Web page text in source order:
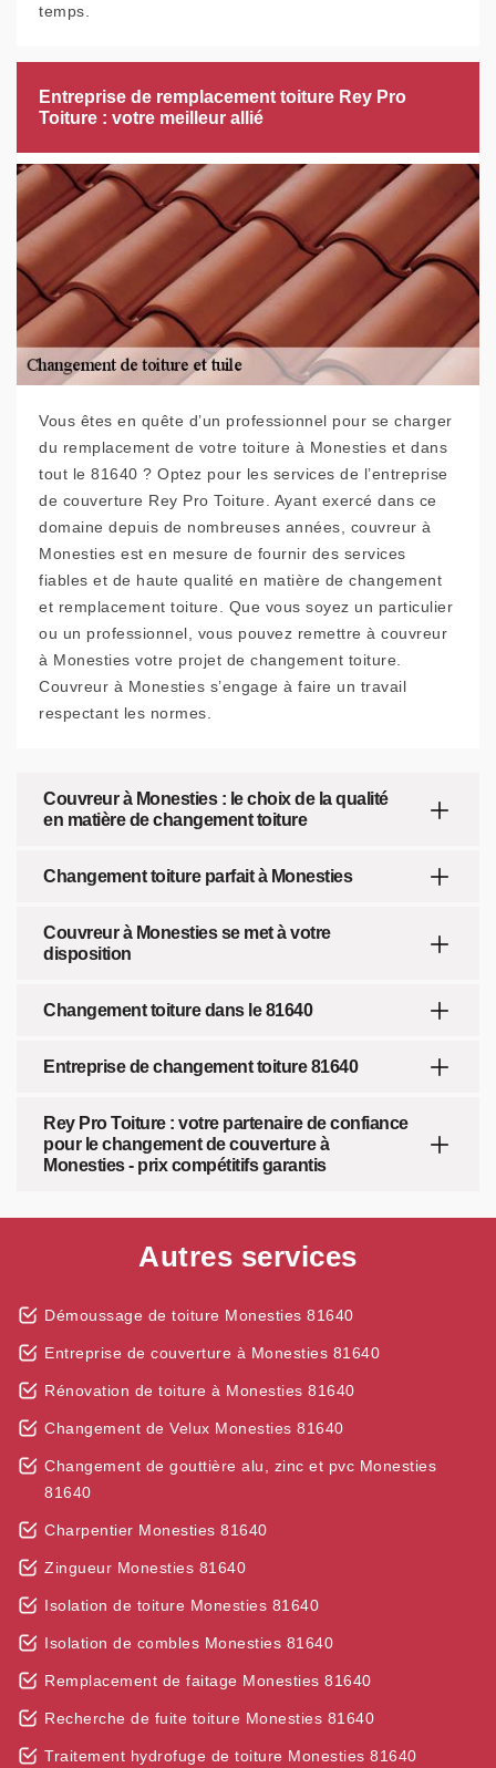
temps.
Entreprise de remplacement toiture Rey Pro
Toiture : votre meilleur allié
Vous êtes en quête d’un professionnel pour se charger
du remplacement de votre toiture à Monesties et dans
tout le 81640 ? Optez pour les services de l’entreprise
de couverture Rey Pro Toiture. Ayant exercé dans ce
domaine depuis de nombreuses années, couvreur à
Monesties est en mesure de fournir des services
fiables et de haute qualité en matière de changement
et remplacement toiture. Que vous soyez un particulier
ou un professionnel, vous pouvez remettre à couvreur
à Monesties votre projet de changement toiture.
Couvreur à Monesties s’engage à faire un travail
respectant les normes.
Couvreur à Monesties : le choix de la qualité
en matière de changement toiture
Changement toiture parfait à Monesties
Couvreur à Monesties se met à votre
disposition
Changement toiture dans le 81640
Entreprise de changement toiture 81640
Rey Pro Toiture : votre partenaire de confiance
pour le changement de couverture à
Monesties - prix compétitifs garantis
Autres services
Démoussage de toiture Monesties 81640
Entreprise de couverture à Monesties 81640
Rénovation de toiture à Monesties 81640
Changement de Velux Monesties 81640
Changement de gouttière alu, zinc et pvc Monesties
81640
Charpentier Monesties 81640
Zingueur Monesties 81640
Isolation de toiture Monesties 81640
Isolation de combles Monesties 81640
Remplacement de faitage Monesties 81640
Recherche de fuite toiture Monesties 81640
Traitement hydrofuge de toiture Monesties 81640